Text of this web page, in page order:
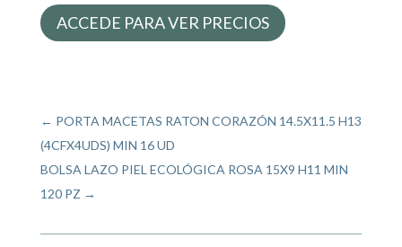
ACCEDE PARA VER PRECIOS
← PORTA MACETAS RATON CORAZÓN 14.5X11.5 H13
(4CFX4UDS) MIN 16 UD
BOLSA LAZO PIEL ECOLÓGICA ROSA 15X9 H11 MIN
120 PZ →